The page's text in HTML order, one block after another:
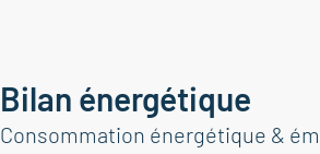
Bilan énergétique
Consommation énergétique &